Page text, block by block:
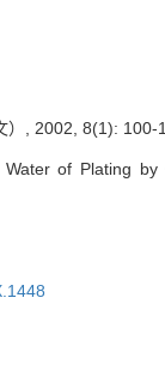
）, 2002, 8(1): 100-
of Plating by